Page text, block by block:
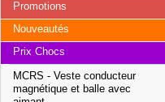
Promotions
Nouveautés
Prix Chocs
MCRS - Veste conducteur
magnétique et balle avec